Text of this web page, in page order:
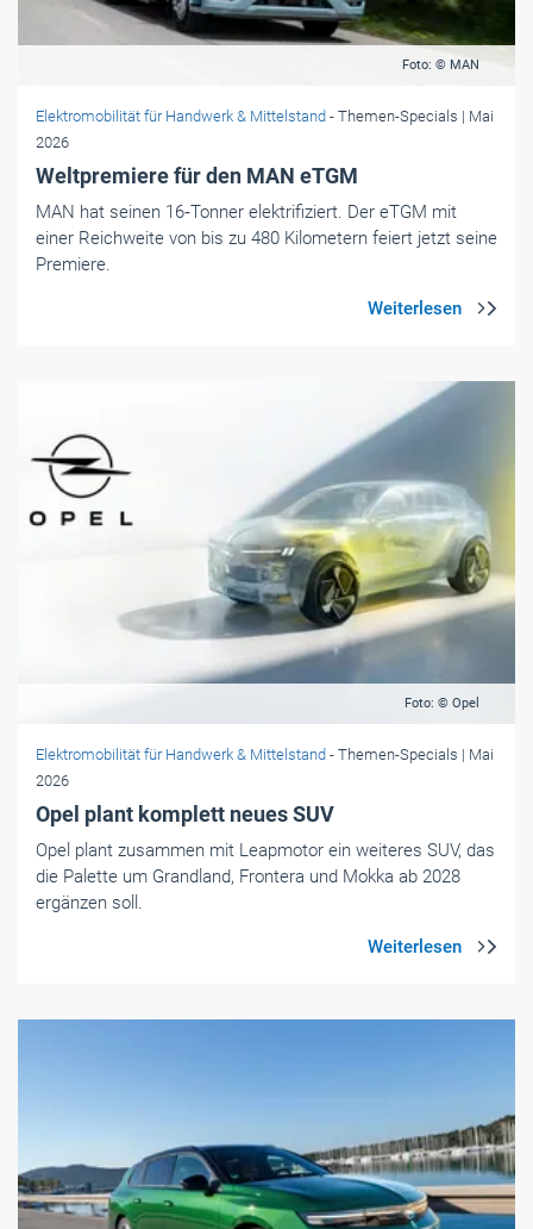
Foto: © MAN
Elektromobilität für Handwerk & Mittelstand - Themen-Specials | Mai
2026
Weltpremiere für den MAN eTGM
MAN hat seinen 16‑Tonner elektrifiziert. Der eTGM mit
einer Reichweite von bis zu 480 Kilometern feiert jetzt seine
Premiere.
Foto: © Opel
Elektromobilität für Handwerk & Mittelstand - Themen-Specials | Mai
2026
Opel plant komplett neues SUV
Opel plant zusammen mit Leapmotor ein weiteres SUV, das
die Palette um Grandland, Frontera und Mokka ab 2028
ergänzen soll.